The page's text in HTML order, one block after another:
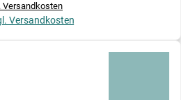
Versandkosten
Versandkosten